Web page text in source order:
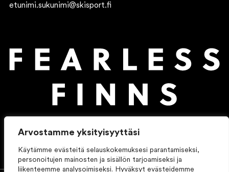
Arvostamme yksityisyyttäsi
Käytämme evästeitä selauskokemuksesi parantamiseksi,
personoitujen mainosten ja sisällön tarjoamiseksi ja
liikenteemme analysoimiseksi. Hyväksyt evästeidemme
etunimi.sukunimi@skisport.fi